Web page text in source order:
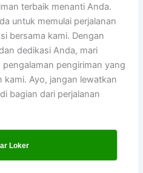
terbaik menanti Anda.
untuk memulai perjalanan
bersama kami. Dengan
dedikasi Anda, mari
pengiriman yang
kami. Ayo, jangan lewatkan
bagian dari perjalanan
Loker